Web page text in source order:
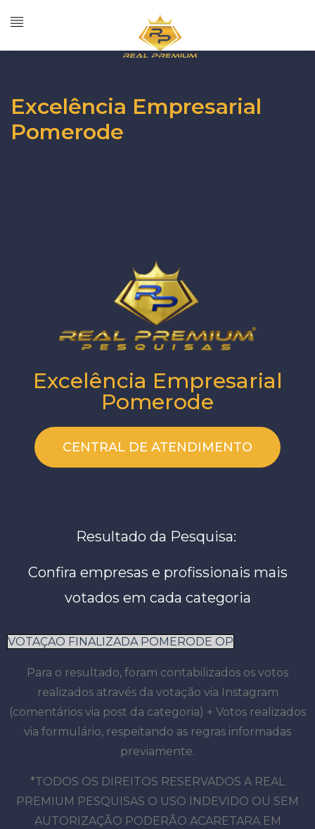
Excelência Empresarial
Pomerode
Excelência Empresarial
Pomerode
CENTRAL DE ATENDIMENTO
Resultado da Pesquisa:
Confira empresas e profissionais mais
votados em cada categoria
VOTAÇAO FINALIZADA POMERODE OP
Para o resultado, foram contabilizados os votos
realizados através da votação via Instagram
(comentários via post da categoria) + Votos realizados
via formulário, respeitando as regras informadas
previamente.
*TODOS OS DIREITOS RESERVADOS A REAL
PREMIUM PESQUISAS O USO INDEVIDO OU SEM
AUTORIZAÇÃO PODERÃO ACARETARA EM